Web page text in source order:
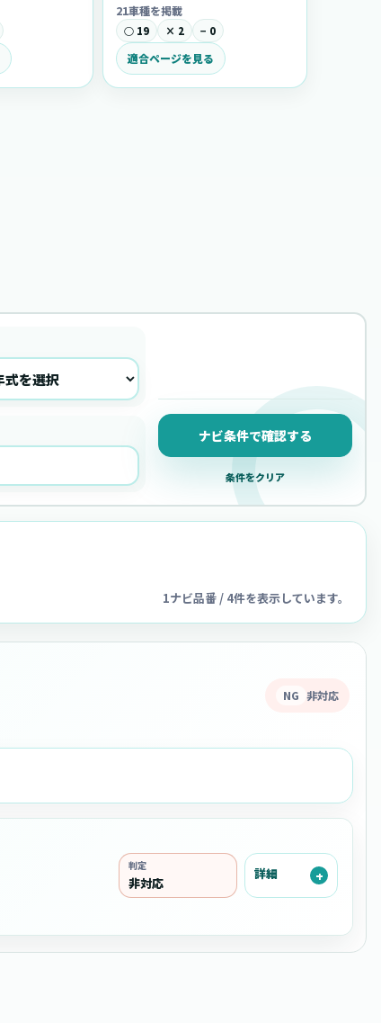
21車種を掲載
○ 19 × 2 − 0
適合ページを見る
ナビ条件で確認する
条件をクリア
1ナビ品番 / 4件を表示しています。
NG 非対応
判定
非対応
詳細